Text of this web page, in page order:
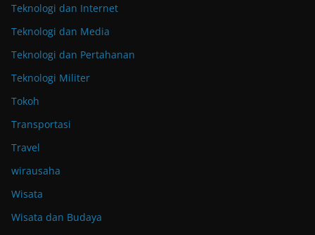
Teknologi dan Internet
Teknologi dan Media
Teknologi dan Pertahanan
Teknologi Militer
Tokoh
Transportasi
Travel
wirausaha
Wisata
Wisata dan Budaya